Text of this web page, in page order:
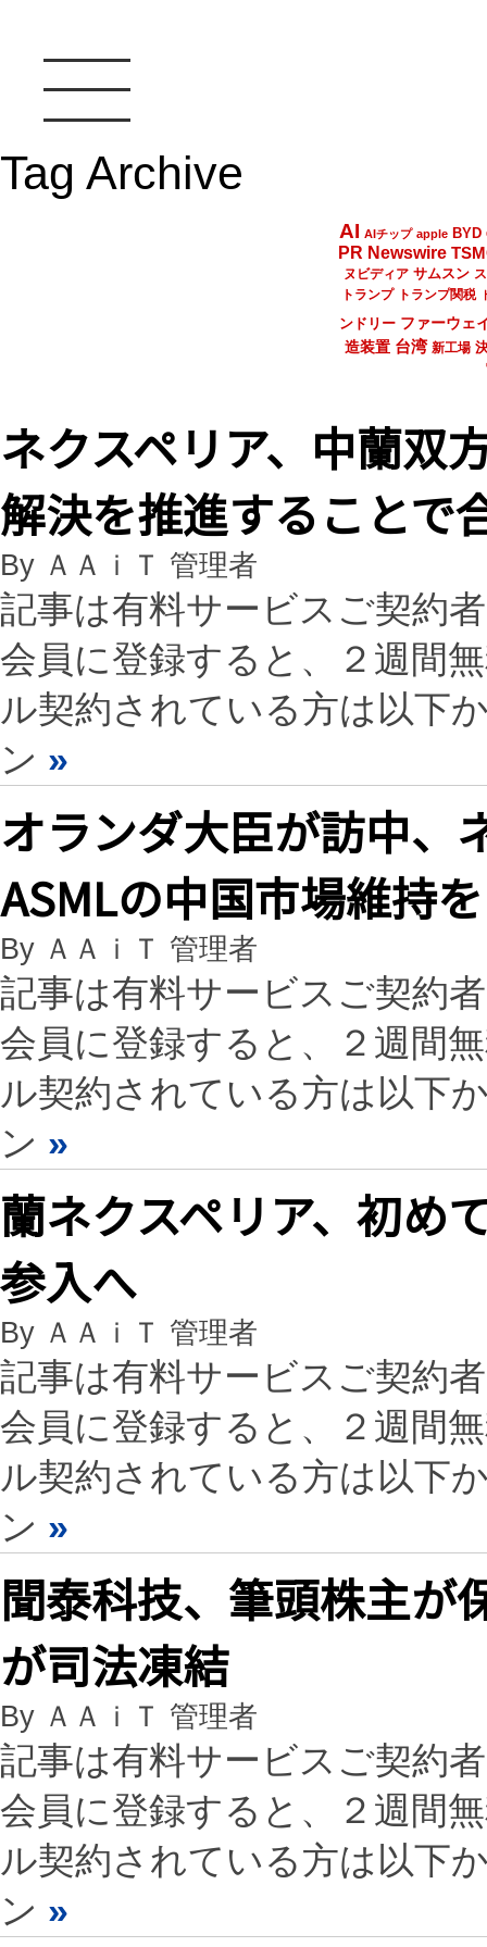
Tag Archive
AI AIチップ apple BYD
PR Newswire
ヌビディア サムスン
トランプ
トランプ関税
ンドリー ファーウェ
造装置 台湾 新工場
ネクスペリア、中蘭双
解決を推進することで
By ＡＡｉＴ 管理者
記事は有料サービスご契約
会員に登録すると、２週間
ル契約されている方は以下
ン »
オランダ大臣が訪中、
ASMLの中国市場維持
By ＡＡｉＴ 管理者
記事は有料サービスご契約
会員に登録すると、２週間
ル契約されている方は以下
ン »
蘭ネクスペリア、初め
参入へ
By ＡＡｉＴ 管理者
記事は有料サービスご契約
会員に登録すると、２週間
ル契約されている方は以下
ン »
聞泰科技、筆頭株主が
が司法凍結
By ＡＡｉＴ 管理者
記事は有料サービスご契約
会員に登録すると、２週間
ル契約されている方は以下
ン »